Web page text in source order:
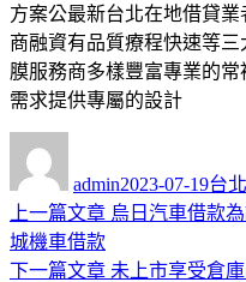
方案公最新台北在地借貸業
商融資有品質療程快速等三
膜服務商多樣豐富專業的常
需求提供專屬的設計
admin佈
日
2023-07-19類
台
文
章
上一篇文章 上
篇
烏日汽車借款
城機車借款
下一篇文章 下
未上市享受倉